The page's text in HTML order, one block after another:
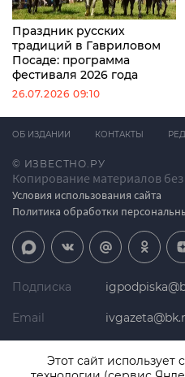
Праздник русских
традиций в Гавриловом
Посаде: программа
фестиваля 2026 года
26.07.2026 09:10
© ИЗВЕСТНО.РУ
Копирование материалов
Условия использования сайта
Политика обработки
ОБ ИЗДАНИИ КОНТАКТЫ
Подписка
Email
Этот сайт